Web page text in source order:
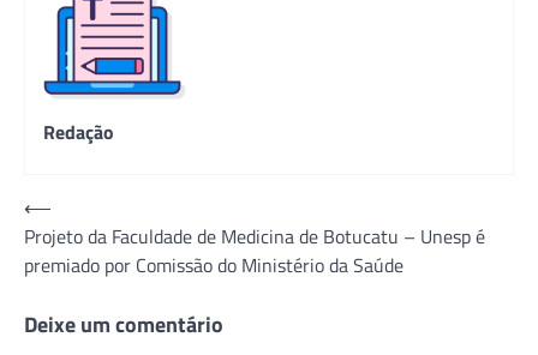
Redação
Navegação
de
Post
⟵
Projeto da Faculdade de Medicina de Botucatu – Unesp é
premiado por Comissão do Ministério da Saúde
Deixe um comentário